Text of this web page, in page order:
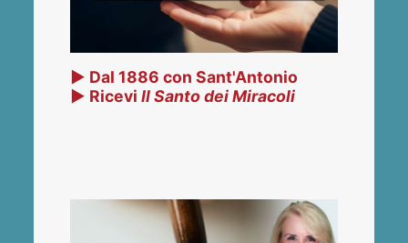
▶ Dal 1886 con Sant'Antonio
▶ RiceviIl Santo dei Miracoli